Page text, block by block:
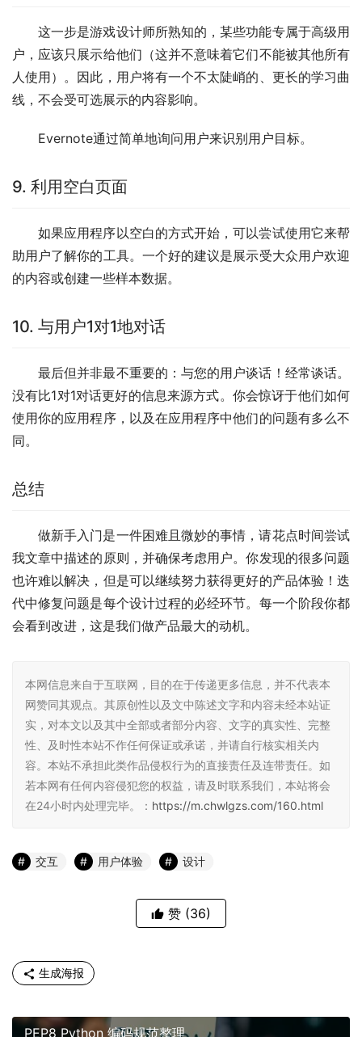
这一步是游戏设计师所熟知的，某些功能专属于高级用
户，应该只展示给他们（这并不意味着它们不能被其他所有
人使用）。因此，用户将有一个不太陡峭的、更长的学习曲
线，不会受可选展示的内容影响。
Evernote通过简单地询问用户来识别用户目标。
9. 利用空白页面
如果应用程序以空白的方式开始，可以尝试使用它来帮
助用户了解你的工具。一个好的建议是展示受大众用户欢迎
的内容或创建一些样本数据。
10. 与用户1对1地对话
最后但并非最不重要的：与您的用户谈话！经常谈话。
没有比1对1对话更好的信息来源方式。你会惊讶于他们如何
使用你的应用程序，以及在应用程序中他们的问题有多么不
同。
总结
做新手入门是一件困难且微妙的事情，请花点时间尝试
我文章中描述的原则，并确保考虑用户。你发现的很多问题
也许难以解决，但是可以继续努力获得更好的产品体验！迭
代中修复问题是每个设计过程的必经环节。每一个阶段你都
会看到改进，这是我们做产品最大的动机。
本网信息来自于互联网，目的在于传递更多信息，并不代表本
网赞同其观点。其原创性以及文中陈述文字和内容未经本站证
实，对本文以及其中全部或者部分内容、文字的真实性、完整
性、及时性本站不作任何保证或承诺，并请自行核实相关内
容。本站不承担此类作品侵权行为的直接责任及连带责任。如
若本网有任何内容侵犯您的权益，请及时联系我们，本站将会
在24小时内处理完毕。： https://m.chwlgzs.com/160.html
交互 用户体验 设计
赞 (36)
生成海报
PEP8 Python 编码规范整理